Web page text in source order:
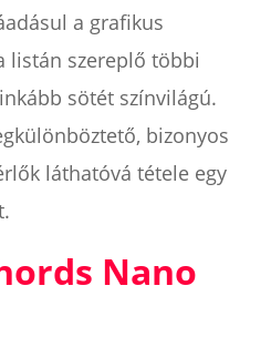
a grafikus
listán szereplő többi
sötét színvilágú.
bizonyos
láthatóvá tétele egy
Nano